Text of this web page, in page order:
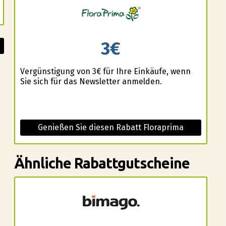
3€
Vergünstigung von 3€ für Ihre Einkäufe, wenn
Sie sich für das Newsletter anmelden.
Genießen Sie diesen Rabatt Floraprima
Ähnliche Rabattgutscheine